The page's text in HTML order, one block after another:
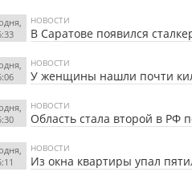
НОВОСТИ
В Саратове появился
НОВОСТИ
У женщины нашли почти
НОВОСТИ
Область стала второй в РФ
НОВОСТИ
Из окна квартиры упал